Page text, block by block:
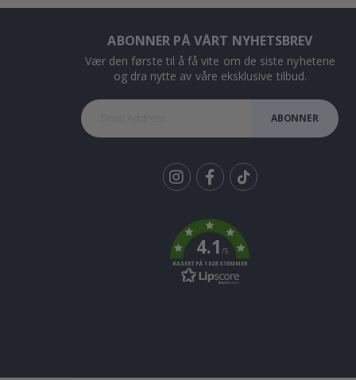
ABONNER PÅ VÅRT NYHETSBREV
Vær den første til å få vite om de siste nyhetene
og dra nytte av våre eksklusive tilbud.
ABONNER
k
4.1/5
BASERT PÅ 1028 STEMMER